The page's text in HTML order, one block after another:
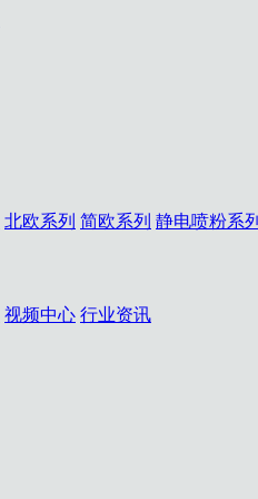
北欧系列 简欧系列 静电喷粉系
视频中心 行业资讯